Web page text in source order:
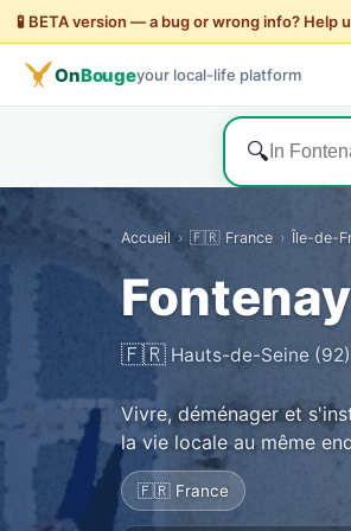
🧪 BETA version — a bug or wrong info? Help
OnBougeyour local-life platform
🔍
Accueil › 🇫🇷 France › Île-de-
🇫🇷 Hauts-de-Seine (92)
Vivre, déménager et
la vie locale au même
🇫🇷 France